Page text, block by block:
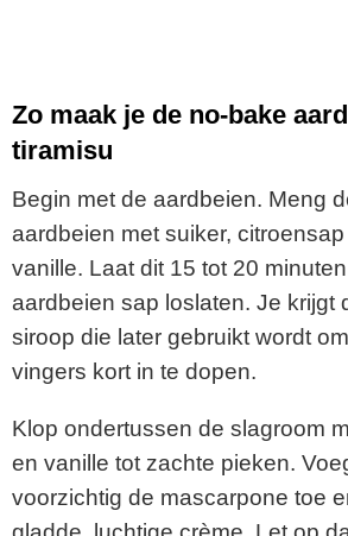
Zo maak je de no-bake
tiramisu
Begin met de aardbeien. Meng
aardbeien met suiker,
vanille. Laat dit 15 tot 20
aardbeien sap loslaten. Je krijgt
siroop die later gebruikt wordt
vingers kort in te dopen.
Klop ondertussen de slagroom
en vanille tot zachte pieken.
voorzichtig de mascarpone toe